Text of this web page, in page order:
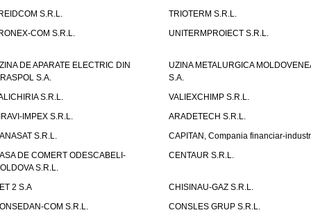
S.R.L.
TRIOTERM S.R.L.
COM S.R.L.
UNITERMPROIECT S.R.L.
DE APARATE ELECTRIC DIN
S.A.
UZINA METALURGICA
S.A.
S.R.L.
VALIEXCHIMP S.R.L.
IMPEX S.R.L.
ARADETECH S.R.L.
S.R.L.
CAPITAN, Compania financiar-
DE COMERT ODESCABELI-
S.R.L.
CENTAUR S.R.L.
2 S.A
CHISINAU-GAZ S.R.L.
COM S.R.L.
CONSLES GRUP S.R.L.